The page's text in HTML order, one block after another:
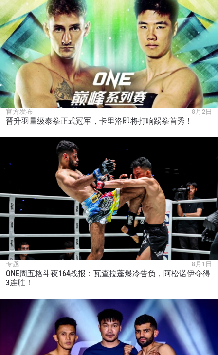
官方发布 8月2日
晋升羽量级泰拳正式冠军，卡里洛即将打响踢拳首秀！
专题 8月1日
ONE周五格斗夜164战报：瓦查拉蓬爆冷告负，阿松诺伊夺得
3连胜！